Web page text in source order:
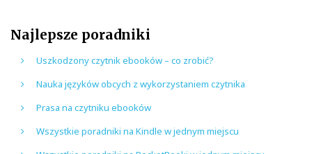
Najlepsze poradniki
Uszkodzony czytnik ebooków – co zrobić?
Nauka języków obcych z wykorzystaniem czytnika
Prasa na czytniku ebooków
Wszystkie poradniki na Kindle w jednym miejscu